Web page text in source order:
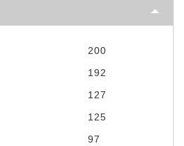
200
192
127
125
97